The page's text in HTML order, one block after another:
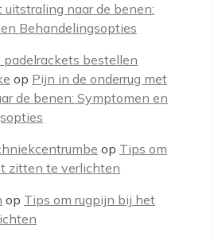
uitstraling naar de benen:
Behandelingsopties
padelrackets bestellen
op Pijn in de onderrug met
de benen: Symptomen en
op Tips om
zitten te verlichten
op Tips om rugpijn bij het